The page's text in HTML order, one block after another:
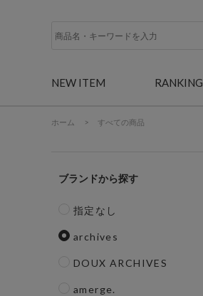
NEW ITEM RANKING
ホーム > すべての商品
ブランド
指定なし
archives
DOUX ARCHIVES
amerge.